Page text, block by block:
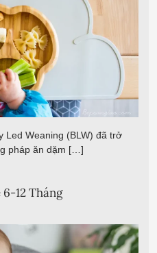
Led Weaning (BLW) đã trở
pháp ăn dặm […]
12 Tháng